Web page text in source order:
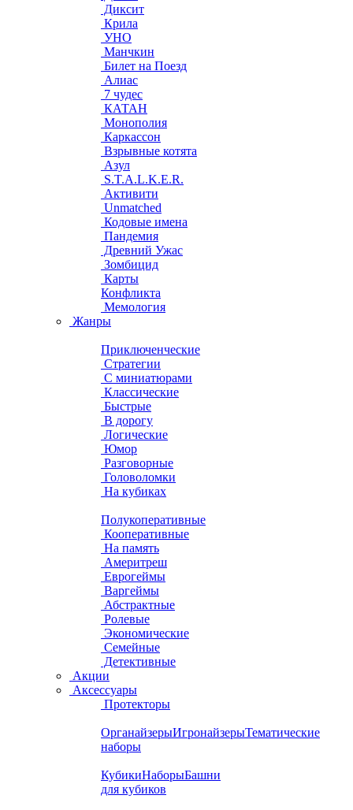
Диксит
Крила
УНО
Манчкин
Билет на Поезд
Алиас
7 чудес
КАТАН
Монополия
Каркассон
Взрывные котята
Азул
S.T.A.L.K.E.R.
Активити
Unmatched
Кодовые имена
Пандемия
Древний Ужас
Зомбицид
Карты
Конфликта
Мемология
Жанры
Приключенческие
Стратегии
С миниатюрами
Классические
Быстрые
В дорогу
Логические
Юмор
Разговорные
Головоломки
На кубиках
Полукоперативные
Кооперативные
На память
Америтреш
Еврогеймы
Варгеймы
Абстрактные
Ролевые
Экономические
Семейные
Детективные
Акции
Аксессуары
Протекторы
ОрганайзерыИгронайзерыТематические
наборы
КубикиНаборыБашни
для кубиков